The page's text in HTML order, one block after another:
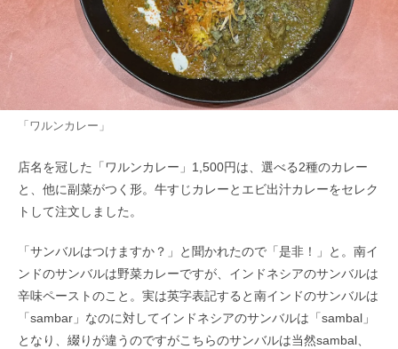
「ワルンカレー」
店名を冠した「ワルンカレー」1,500円は、選べる2種のカレー
と、他に副菜がつく形。牛すじカレーとエビ出汁カレーをセレク
トして注文しました。
「サンバルはつけますか？」と聞かれたので「是非！」と。南イ
ンドのサンバルは野菜カレーですが、インドネシアのサンバルは
辛味ペーストのこと。実は英字表記すると南インドのサンバルは
「sambar」なのに対してインドネシアのサンバルは「sambal」
となり、綴りが違うのですがこちらのサンバルは当然sambal、